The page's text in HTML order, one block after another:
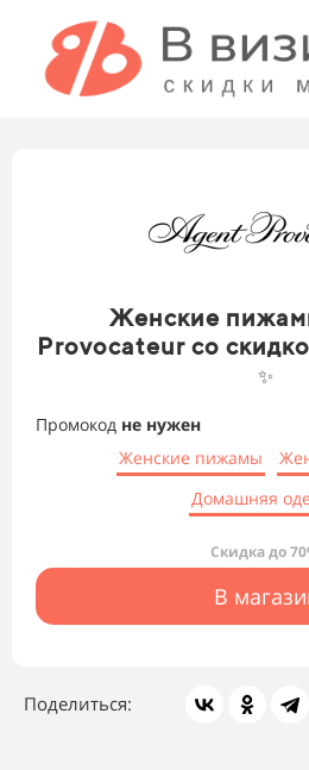
Женские
Provocateur со
✨
Промокод не нужен
Женские пижамы
Домашняя
Скидка до
В
Поделиться: